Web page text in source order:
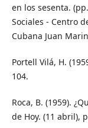
en los sesenta.
Sociales - Centro
Cubana Juan
Portell Vilá, H.
104.
Roca, B. (1959).
de Hoy. (11 abril),